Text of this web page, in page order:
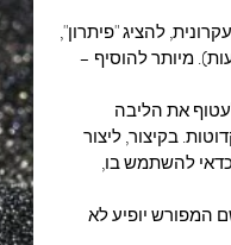
להציג "פיתרון",
מיותר להוסיף –
את הליבה
בקיצור, ליצור
כדאי להשתמש בו,
המפורש יופיע לא